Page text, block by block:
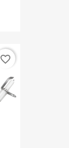
favorite_border